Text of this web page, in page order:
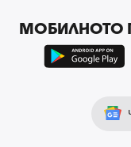
МОБИЛНОТО